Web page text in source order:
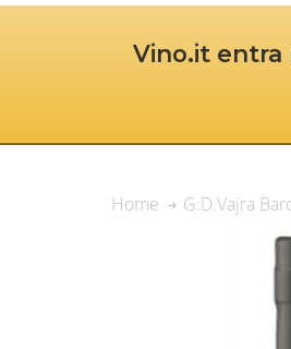
Vino.it entra
Home G.D.Vajra